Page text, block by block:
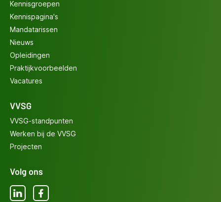
Kennisgroepen
Kennispagina's
Mandatarissen
Nieuws
Opleidingen
Praktijkvoorbeelden
Vacatures
VVSG
VVSG-standpunten
Werken bij de VVSG
Projecten
Volg ons
LinkedInFacebook